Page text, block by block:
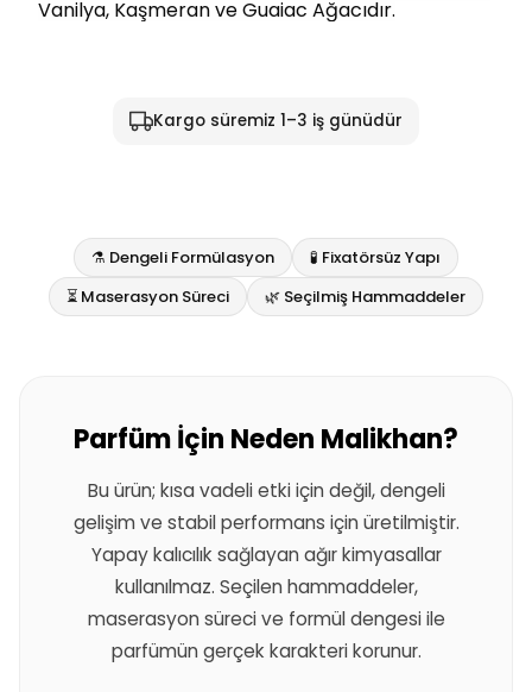
Vanilya, Kaşmeran ve Guaiac Ağacıdır.
Kargo süremiz 1–3 iş günüdür
⚗️ Dengeli Formülasyon
🧪 Fixatörsüz Yapı
⏳ Maserasyon Süreci
🌿 Seçilmiş Hammaddeler
Parfüm İçin Neden Malikhan?
Bu ürün; kısa vadeli etki için değil, dengeli
gelişim ve stabil performans için üretilmiştir.
Yapay kalıcılık sağlayan ağır kimyasallar
kullanılmaz. Seçilen hammaddeler,
maserasyon süreci ve formül dengesi ile
parfümün gerçek karakteri korunur.